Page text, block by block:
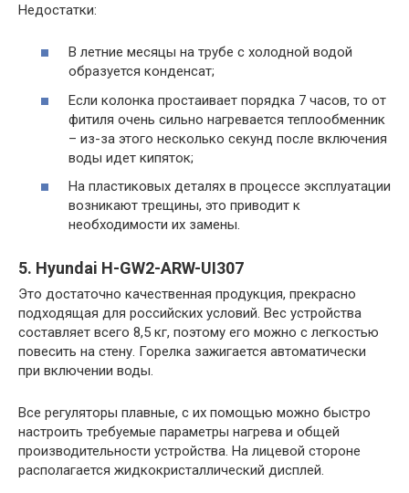
Недостатки:
В летние месяцы на трубе с холодной водой
образуется конденсат;
Если колонка простаивает порядка 7 часов, то от
фитиля очень сильно нагревается теплообменник
– из-за этого несколько секунд после включения
воды идет кипяток;
На пластиковых деталях в процессе эксплуатации
возникают трещины, это приводит к
необходимости их замены.
5. Hyundai H-GW2-ARW-UI307
Это достаточно качественная продукция, прекрасно
подходящая для российских условий. Вес устройства
составляет всего 8,5 кг, поэтому его можно с легкостью
повесить на стену. Горелка зажигается автоматически
при включении воды.
Все регуляторы плавные, с их помощью можно быстро
настроить требуемые параметры нагрева и общей
производительности устройства. На лицевой стороне
располагается жидкокристаллический дисплей.